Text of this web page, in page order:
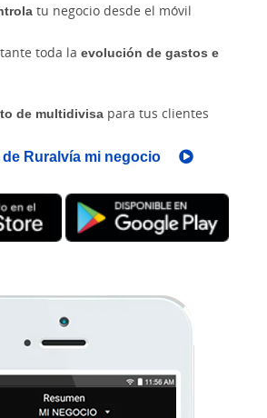
tu negocio desde el móvil
toda la evolución de gastos e
de multidivisa para tus clientes
Ruralvía mi negocio